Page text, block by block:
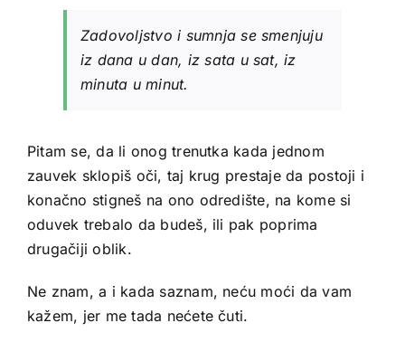
Zadovoljstvo i sumnja se smenjuju
iz dana u dan, iz sata u sat, iz
minuta u minut.
Pitam se, da li onog trenutka kada jednom
zauvek sklopiš oči, taj krug prestaje da postoji i
konačno stigneš na ono odredište, na kome si
oduvek trebalo da budeš, ili pak poprima
drugačiji oblik.
Ne znam, a i kada saznam, neću moći da vam
kažem, jer me tada nećete čuti.